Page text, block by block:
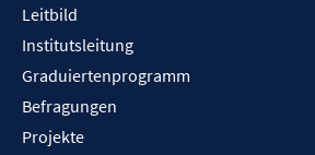
Leitbild
Institutsleitung
Graduiertenprogramm
Befragungen
Projekte